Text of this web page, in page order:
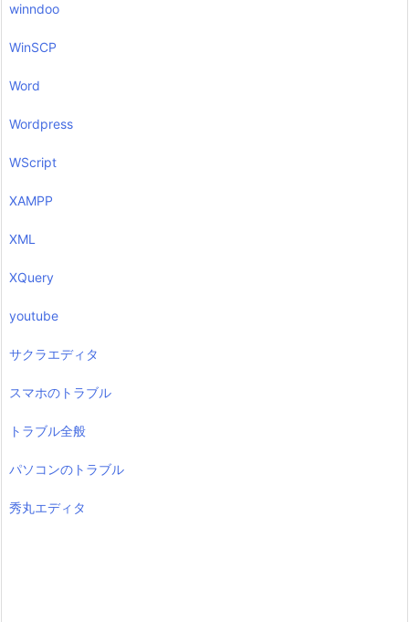
winndoo
WinSCP
Word
Wordpress
WScript
XAMPP
XML
XQuery
youtube
サクラエディタ
スマホのトラブル
トラブル全般
パソコンのトラブル
秀丸エディタ